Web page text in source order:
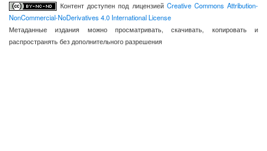
Контент доступен под лицензией Creative Commons Attribution-
NonCommercial-NoDerivatives 4.0 International License
Метаданные издания можно просматривать, скачивать, копировать и
распространять без дополнительного разрешения